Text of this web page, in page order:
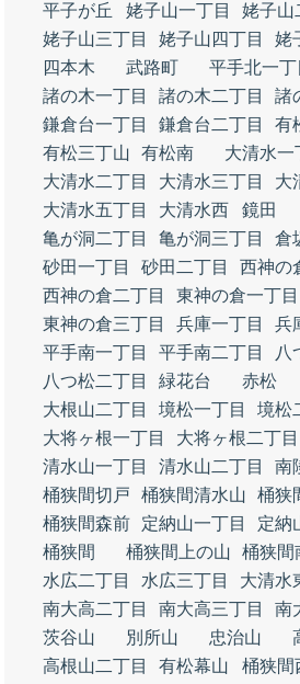
平子が丘
姥子山一丁目
姥子山
姥子山三丁目
姥子山四丁目
姥
四本木
武路町 平手北一丁
諸の木一丁目
諸の木二丁目
諸
鎌倉台一丁目
鎌倉台二丁目
有
有松三丁山
有松南
大清水一
大清水二丁目
大清水三丁目
大
大清水五丁目
大清水西 鏡田
亀が洞二丁目
亀が洞三丁目
倉
砂田一丁目
砂田二丁目
西神の
西神の倉二丁目
東神の倉一丁目
東神の倉三丁目
兵庫一丁目
兵
平手南一丁目
平手南二丁目
八
八つ松二丁目
緑花台 赤松
大根山二丁目
境松一丁目 境松
大将ヶ根一丁目
大将ヶ根二丁目
清水山一丁目
清水山二丁目 南
桶狭間切戸
桶狭間清水山
桶狭
桶狭間森前
定納山一丁目
定納
桶狭間
桶狭間上の山 桶狭間
水広二丁目
水広三丁目 大清水
南大高二丁目
南大高三丁目
南
茨谷山
別所山 忠治山
高根山二丁目
有松幕山 桶狭間